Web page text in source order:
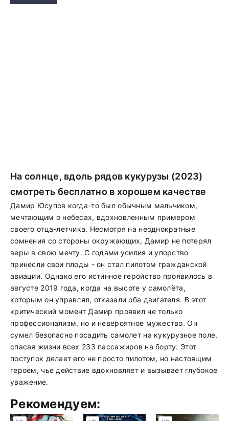
На солнце, вдоль рядов кукурузы (2023)
смотреть бесплатно в хорошем качестве
Дамир Юсупов когда-то был обычным мальчиком,
мечтающим о небесах, вдохновленным примером
своего отца-летчика. Несмотря на неоднократные
сомнения со стороны окружающих, Дамир не потерял
веры в свою мечту. С годами усилия и упорство
принесли свои плоды - он стал пилотом гражданской
авиации. Однако его истинное геройство проявилось в
августе 2019 года, когда на высоте у самолёта,
которым он управлял, отказали оба двигателя. В этот
критический момент Дамир проявил не только
профессионализм, но и невероятное мужество. Он
сумел безопасно посадить самолет на кукурузное поле,
спасая жизни всех 233 пассажиров на борту. Этот
поступок делает его не просто пилотом, но настоящим
героем, чье действие вдохновляет и вызывает глубокое
уважение.
Рекомендуем: